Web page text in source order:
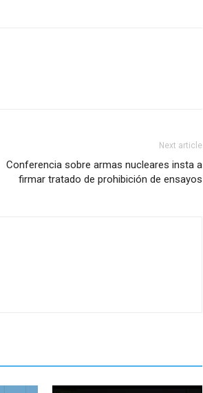
Next article
Conferencia sobre armas nucleares insta a
firmar tratado de prohibición de ensayos